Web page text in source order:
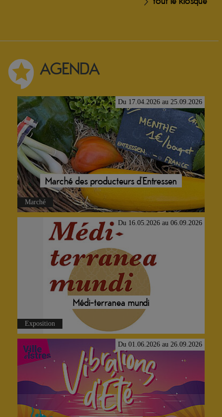
AGENDA
Marché des producteurs d’Entressen
Marché
Médi-terranea mundi
Vibration d'été
Du 01.06.2026 au 26.09.2026